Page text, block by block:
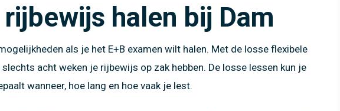
halen bij Dam
als je het E+B examen wilt halen. Met de losse flexibele
slechts acht weken je rijbewijs op zak hebben. De losse lessen kun je
wanneer, hoe lang en hoe vaak je lest.